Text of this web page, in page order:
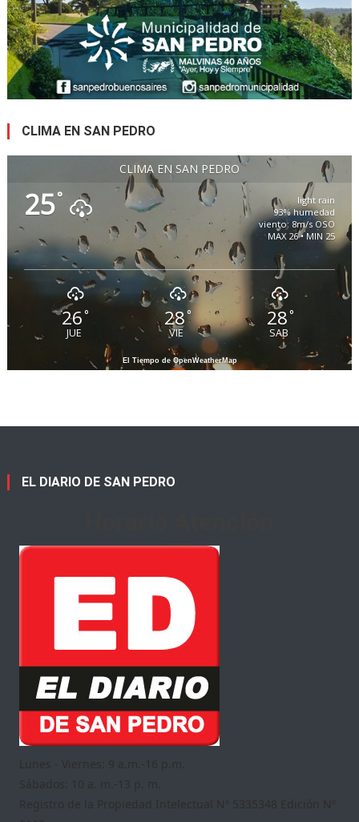
CLIMA EN SAN PEDRO
CLIMA EN SAN PEDRO
25°
light rain
93% humedad
viento: 8m/s OSO
MAX 26 • MIN 25
26°
JUE
28 °
VIE
28°
SAB
El Tiempo de OpenWeatherMap
EL DIARIO DE SAN PEDRO
Lunes - Viernes: 9 a.m.-16 p.m.
Sábados: 10 a. m.-13 p. m.
Registro de la Propiedad Intelectual Nº 5335348 Edición Nº